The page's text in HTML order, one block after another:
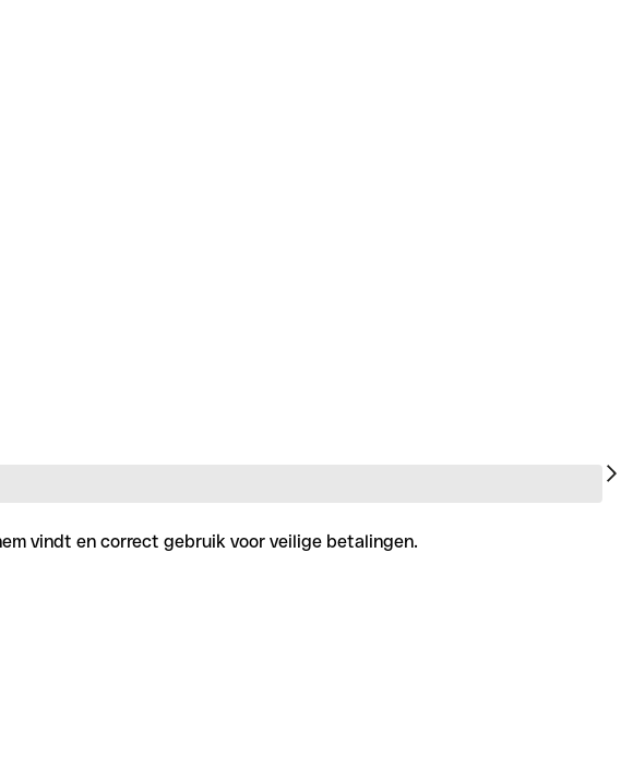
vindt en correct gebruik voor veilige betalingen.